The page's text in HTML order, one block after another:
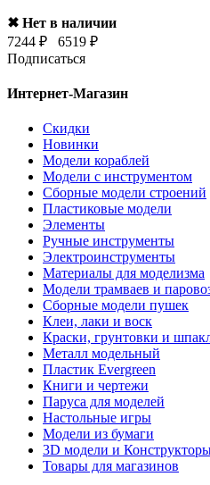
✖ Нет в наличии
7244 ₽
6519 ₽
Подписаться
Интернет-Магазин
Скидки
Новинки
Модели кораблей
Модели с инструментом
Сборные модели строений
Пластиковые модели
Элементы
Ручные инструменты
Электроинструменты
Материалы для моделизма
Модели трамваев и
Сборные модели пушек
Клеи, лаки и воск
Краски, грунтовки и
Металл модельный
Пластик Evergreen
Книги и чертежи
Паруса для моделей
Настольные игры
Модели из бумаги
3D модели и
Товары для магазинов